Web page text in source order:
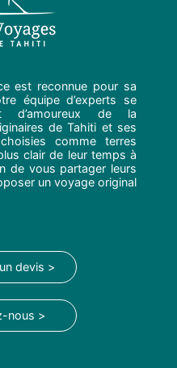
est reconnue pour sa
équipe d’experts se
d’amoureux de la
de Tahiti et ses
comme terres
clair de leur temps à
de vous partager leurs
un voyage original
devis >
nous >